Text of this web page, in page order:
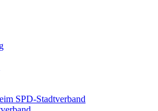
SPD-Stadtverband